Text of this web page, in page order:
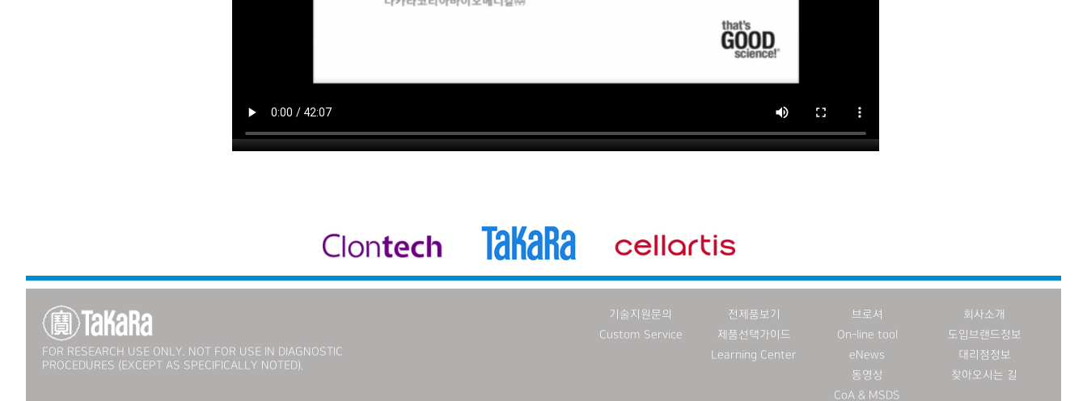
FOR RESEARCH USE ONLY. NOT FOR USE IN DIAGNOSTIC
PROCEDURES (EXCEPT AS SPECIFICALLY NOTED).
기술지원문의
Custom Service
전제품보기
제품선택가이드
Learning Center
브로셔
On-line tool
eNews
동영상
CoA & MSDS
회사소개
도입브랜드정보
대리점정보
찾아오시는 길